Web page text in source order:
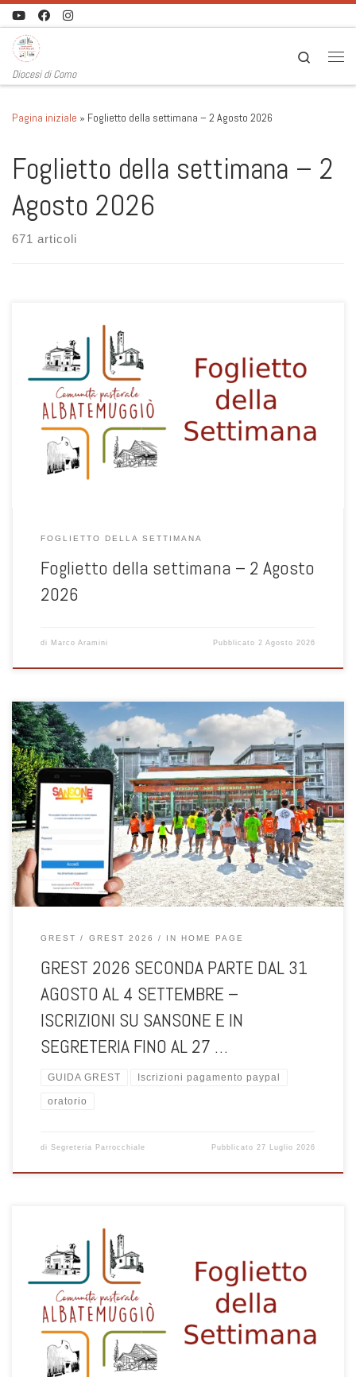
Passa al contenuto
Diocesi di Como
Search
Pagina iniziale » Foglietto della settimana – 2 Agosto 2026
Foglietto della settimana – 2
Agosto 2026
671 articoli
FOGLIETTO DELLA SETTIMANA
Foglietto della settimana – 2 Agosto
2026
di Marco Aramini Pubblicato2 Agosto 2026
Guida per la registrazione alla piattaforma SANSONE per le attività
organizzate in Oratorio Albate Muggio
GREST GREST 2026 IN HOME PAGE
GREST 2026 SECONDA PARTE DAL 31
AGOSTO AL 4 SETTEMBRE –
ISCRIZIONI SU SANSONE E IN
SEGRETERIA FINO AL 27 …
GUIDA GREST Iscrizioni pagamento paypal
oratorio
di Segreteria Parrocchiale Pubblicato27 Luglio 2026